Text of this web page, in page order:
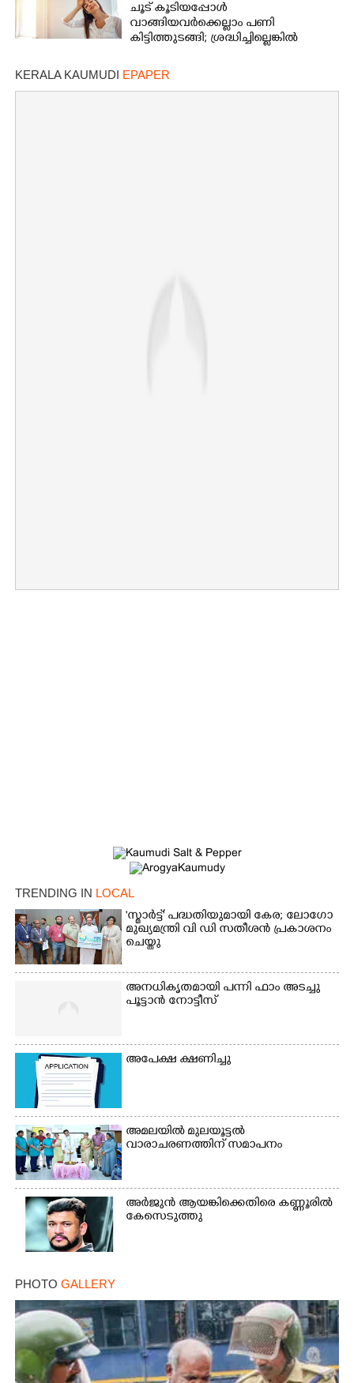
ചൂട് കൂടിയപ്പോൾ
വാങ്ങിയവർക്കെല്ലാം പണി
കിട്ടിത്തുടങ്ങി; ശ്രദ്ധിച്ചില്ലെങ്കിൽ
KERALA KAUMUDI EPAPER
TRENDING IN LOCAL
'സ്മാർട്ട്' പദ്ധതിയുമായി കേര; ലോഗോ
മുഖ്യമന്ത്രി വി ഡി സതീശൻ പ്രകാശനം
ചെയ്തു
അനധികൃതമായി പന്നി ഫാം അടച്ചു
പൂട്ടാൻ നോട്ടീസ്
അപേക്ഷ ക്ഷണിച്ചു
അമലയിൽ മുലയൂട്ടൽ
വാരാചരണത്തിന് സമാപനം
അർജുൻ ആയങ്കിക്കെതിരെ കണ്ണൂരിൽ
കേസെടുത്തു
PHOTO GALLERY